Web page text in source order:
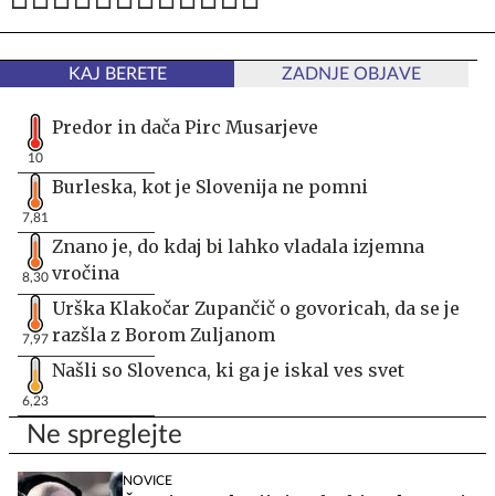
KAJ BERETE ZADNJE OBJAVE
10
Predor in dača Pirc Musarjeve
7,81
Burleska, kot je Slovenija ne pomni
8,30
Znano je, do kdaj bi lahko vladala izjemna
vročina
7,97
Urška Klakočar Zupančič o govoricah, da se je
razšla z Borom Zuljanom
6,23
Našli so Slovenca, ki ga je iskal ves svet
Ne spreglejte
NOVICE